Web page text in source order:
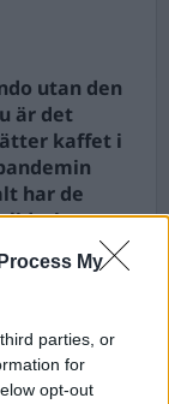
My
parties, or
for
opt-out
utan den
är det
kaffet i
har de
är det
var
och